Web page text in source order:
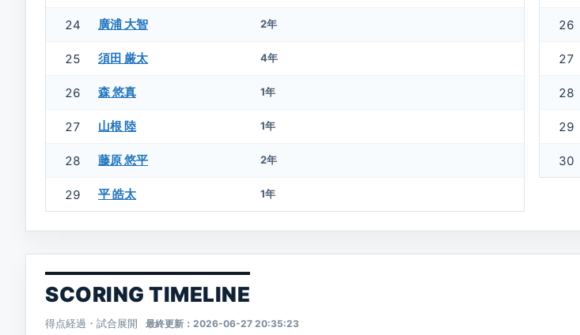
24 廣浦 大智 2年
25 須田 厳太 4年
26 森 悠真 1年
27 山根 陸 1年
28 藤原 悠平 2年
29 平 皓太 1年
26
27
28
29
30
SCORING TIMELINE
得点経過・試合展開 最終更新：2026-06-27 20:35:23